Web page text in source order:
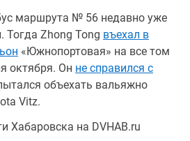
маршрута № 56 недавно уже
Тогда Zhong Tong въехал в
«Южнопортовая» на все том
октября. Он не справился с
объехать вальяжно
Vitz.
Хабаровска на DVHAB.ru